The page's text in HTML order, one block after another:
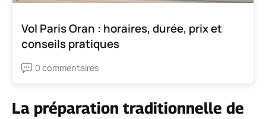
Vol Paris Oran : horaires, durée, prix et
conseils pratiques
0 commentaires
La préparation traditionnelle de